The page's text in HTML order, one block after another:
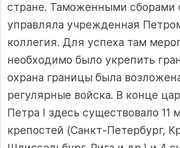
стране. Таможенными сборами с
управляла учрежденная
коллегия. Для успеха там
необходимо было укрепить
охрана границы была
регулярные войска. В конце
Петра I здесь существовало 11
крепостей (Санкт-Петербург,